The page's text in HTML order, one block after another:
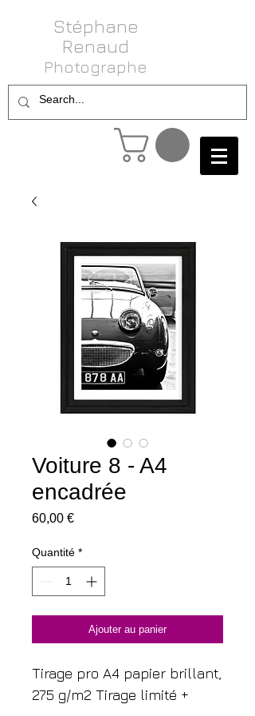
Stéphane
Renaud
Photog raphe
Voiture 8 - A4
encadrée
60,00 €Prix
Quantité *
Ajouter au panier
Tirage pro A4 papier brillant,
275 g/m2 Tirage limité +